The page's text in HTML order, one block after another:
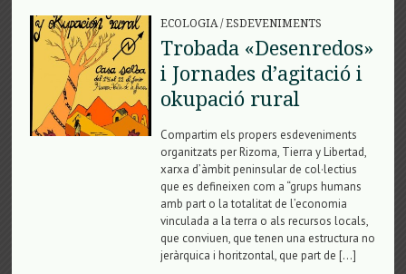
ECOLOGIA/ESDEVENIMENTS
Trobada «Desenredos»
i Jornades d’agitació i
okupació rural
Compartim els propers esdeveniments
organitzats per Rizoma, Tierra y Libertad,
xarxa d’àmbit peninsular de col·lectius
que es defineixen com a “grups humans
amb part o la totalitat de l’economia
vinculada a la terra o als recursos locals,
que conviuen, que tenen una estructura no
jeràrquica i horitzontal, que part de […]